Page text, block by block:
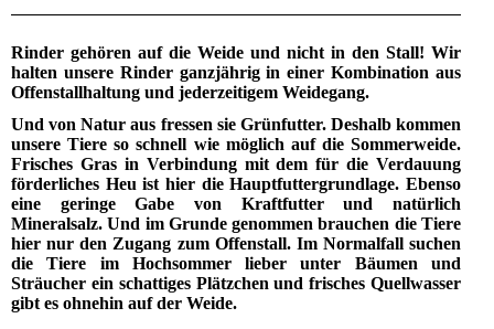
Rinder gehören auf die Weide und nicht in den Stall! Wir
halten unsere Rinder ganzjährig in einer Kombination aus
Offenstallhaltung und jederzeitigem Weidegang.
Und von Natur aus fressen sie Grünfutter. Deshalb kommen
unsere Tiere so schnell wie möglich auf die Sommerweide.
Frisches Gras in Verbindung mit dem für die Verdauung
förderliches Heu ist hier die Hauptfuttergrundlage. Ebenso
eine geringe Gabe von Kraftfutter und natürlich
Mineralsalz. Und im Grunde genommen brauchen die Tiere
hier nur den Zugang zum Offenstall. Im Normalfall suchen
die Tiere im Hochsommer lieber unter Bäumen und
Sträucher ein schattiges Plätzchen und frisches Quellwasser
gibt es ohnehin auf der Weide.